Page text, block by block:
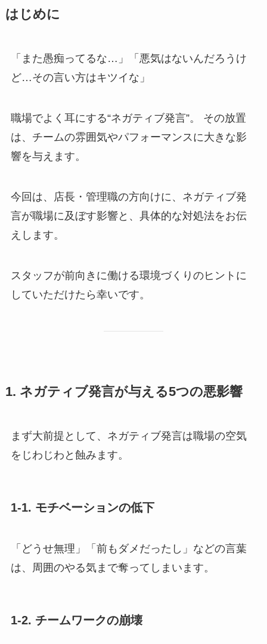
はじめに
「また愚痴ってるな…」「悪気はないんだろうけ
ど…その言い方はキツイな」
職場でよく耳にする“ネガティブ発言”。 その放置
は、チームの雰囲気やパフォーマンスに大きな影
響を与えます。
今回は、店長・管理職の方向けに、ネガティブ発
言が職場に及ぼす影響と、具体的な対処法をお伝
えします。
スタッフが前向きに働ける環境づくりのヒントに
していただけたら幸いです。
1. ネガティブ発言が与える5つの悪影響
まず大前提として、ネガティブ発言は職場の空気
をじわじわと蝕みます。
1-1. モチベーションの低下
「どうせ無理」「前もダメだったし」などの言葉
は、周囲のやる気まで奪ってしまいます。
1-2. チームワークの崩壊